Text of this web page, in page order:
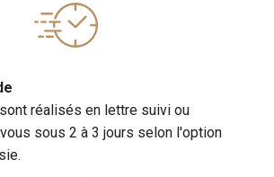
réalisés en lettre suivi ou
sous 2 à 3 jours selon l'option